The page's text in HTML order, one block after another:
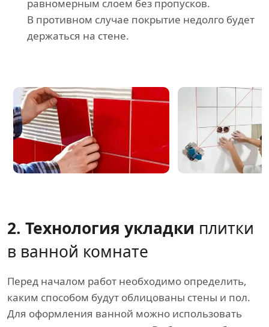
равномерным слоем без пропусков.
В противном случае покрытие недолго будет
держаться на стене.
2. Технология укладки плитки
в ванной комнате
Перед началом работ необходимо определить,
каким способом будут облицованы стены и пол.
Для оформления ванной можно использовать